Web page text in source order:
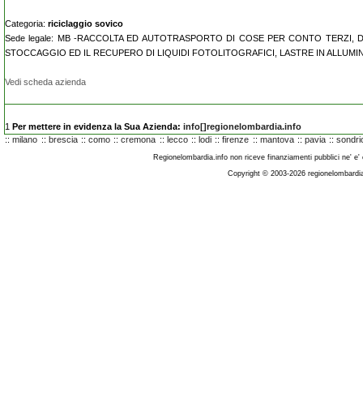
Categoria: riciclaggio sovico
Sede legale: MB -RACCOLTA ED AUTOTRASPORTO DI COSE PER CONTO TERZI,
STOCCAGGIO ED IL RECUPERO DI LIQUIDI FOTOLITOGRAFICI, LASTRE IN
Vedi scheda azienda
1 Per mettere in evidenza la Sua Azienda: info[]regionelombardia.info
::milano :: brescia :: como ::cremona :: lecco :: lodi ::firenze :: mantova :: pavia ::
Regionelombardia.info non riceve finanziamenti pubblici ne'
Copyright © 2003-2026